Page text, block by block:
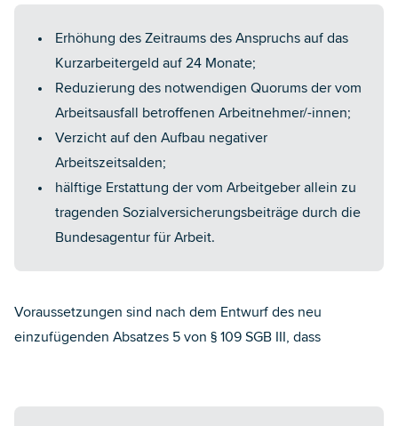
Erhöhung des Zeitraums des Anspruchs auf das
Kurzarbeitergeld auf 24 Monate;
Reduzierung des notwendigen Quorums der vom
Arbeitsausfall betroffenen Arbeitnehmer/-innen;
Verzicht auf den Aufbau negativer
Arbeitszeitsalden;
hälftige Erstattung der vom Arbeitgeber allein zu
tragenden Sozialversicherungsbeiträge durch die
Bundesagentur für Arbeit.
Voraussetzungen sind nach dem Entwurf des neu
einzufügenden Absatzes 5 von § 109 SGB III, dass